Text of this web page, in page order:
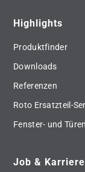
Highlights
Produktfinder
Downloads
Referenzen
Roto Ersatzteil-
Fenster- und
Job & Karriere